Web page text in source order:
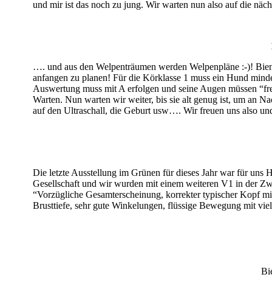
und mir ist das noch zu jung. Wir warten nun also auf die
…. und aus den Welpenträumen werden Welpenpläne :-)!
anfangen zu planen! Für die Körklasse 1 muss ein Hund
Auswertung muss mit A erfolgen und seine Augen müssen
Warten. Nun warten wir weiter, bis sie alt genug ist, um an
auf den Ultraschall, die Geburt usw…. Wir freuen uns also
Die letzte Ausstellung im Grünen für dieses Jahr war für uns
Gesellschaft und wir wurden mit einem weiteren V1 in der
“Vorzügliche Gesamterscheinung, korrekter typischer Kopf
Brusttiefe, sehr gute Winkelungen, flüssige Bewegung mit